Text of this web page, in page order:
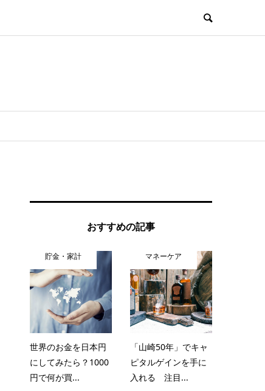
おすすめの記事
貯金・家計
世界のお金を日本円
にしてみたら？1000
円で何が買...
マネーケア
「山崎50年」でキャ
ピタルゲインを手に
入れる 注目...